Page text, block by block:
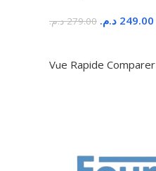
279.00 د.م. 249.00 د.م.
Vue Rapide Comparer